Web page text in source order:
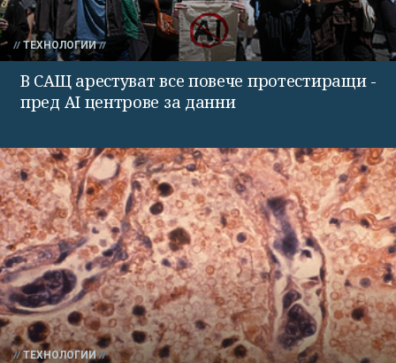
ТЕХНОЛОГИИ
В САЩ арестуват все повече протестиращи -
пред AI центрове за данни
ТЕХНОЛОГИИ